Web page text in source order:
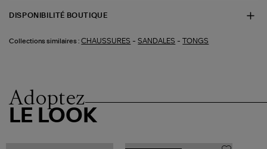
DISPONIBILITÉ BOUTIQUE
Collections similaires : CHAUSSURES -SANDALES - TONGS
Adoptez
LE LOOK